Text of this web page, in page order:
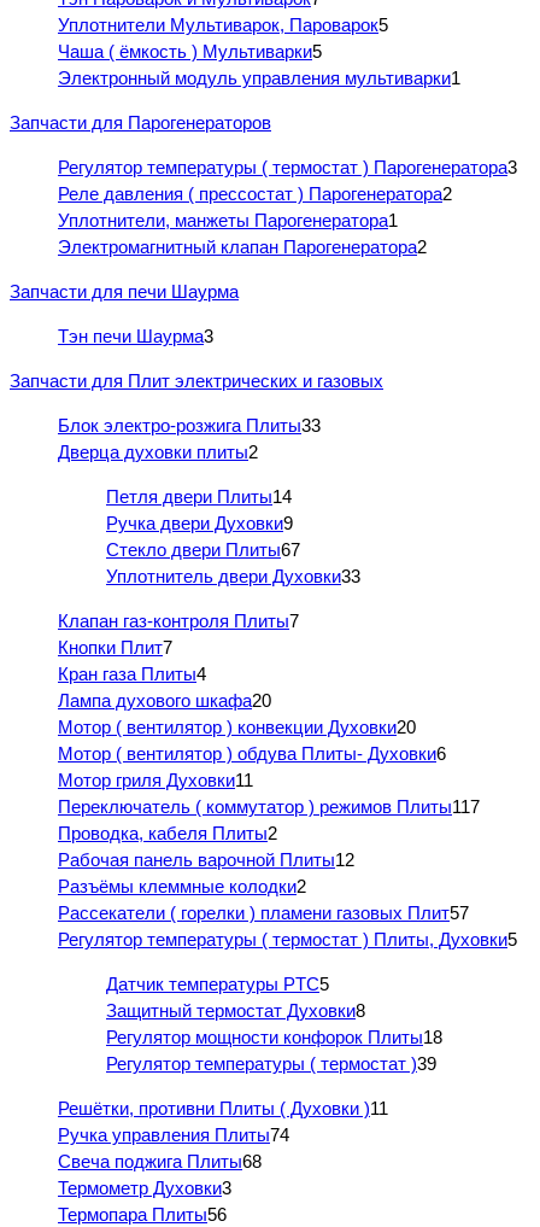
Уплотнители Мультиварок, Пароварок5
Чаша ( ёмкость ) Мультиварки5
Электронный модуль управления мультиварки1
Запчасти для Парогенераторов
Регулятор температуры ( термостат ) Парогенератора3
Реле давления ( прессостат ) Парогенератора2
Уплотнители, манжеты Парогенератора1
Электромагнитный клапан Парогенератора2
Запчасти для печи Шаурма
Тэн печи Шаурма3
Запчасти для Плит электрических и газовых
Блок электро-розжига Плиты33
Дверца духовки плиты2
Петля двери Плиты14
Ручка двери Духовки9
Стекло двери Плиты67
Уплотнитель двери Духовки33
Клапан газ-контроля Плиты7
Кнопки Плит7
Кран газа Плиты4
Лампа духового шкафа20
Мотор ( вентилятор ) конвекции Духовки20
Мотор ( вентилятор ) обдува Плиты- Духовки6
Мотор гриля Духовки11
Переключатель ( коммутатор ) режимов Плиты117
Проводка, кабеля Плиты2
Рабочая панель варочной Плиты12
Разъёмы клеммные колодки2
Рассекатели ( горелки ) пламени газовых Плит57
Регулятор температуры ( термостат ) Плиты, Духовки5
Датчик температуры PTC5
Защитный термостат Духовки8
Регулятор мощности конфорок Плиты18
Регулятор температуры ( термостат )39
Решётки, противни Плиты ( Духовки )11
Ручка управления Плиты74
Свеча поджига Плиты68
Термометр Духовки3
Термопара Плиты56